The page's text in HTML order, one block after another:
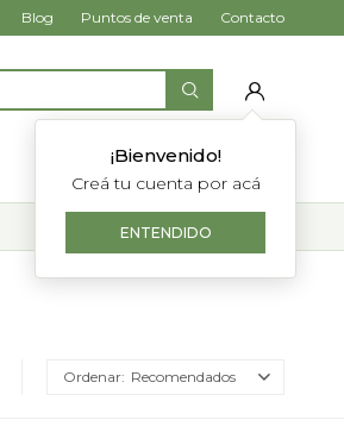
¡Bienvenido!
Creá tu cuenta por acá
ENTENDIDO
Blog Puntos de venta Contacto
Recomendados